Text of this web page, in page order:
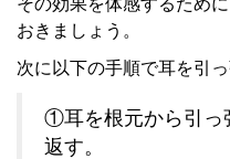
その効果を体感するため
おきましょう。
次に以下の手順で耳を引っ
①耳を根元から引っ
返す。